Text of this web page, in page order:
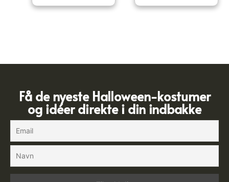
Få de nyeste Halloween-kostumer
og idéer direkte i din indbakke